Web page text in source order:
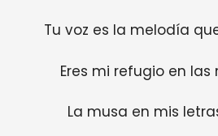
Tu voz es la melodía
Eres mi refugio en las
La musa en mis